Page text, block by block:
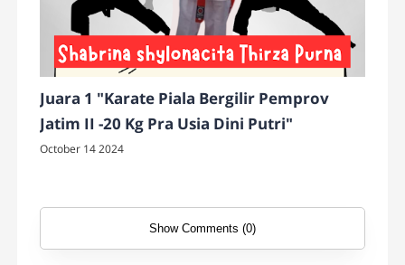
Juara 1 "Karate Piala Bergilir Pemprov
Jatim II -20 Kg Pra Usia Dini Putri"
October 14 2024
Show Comments (0)